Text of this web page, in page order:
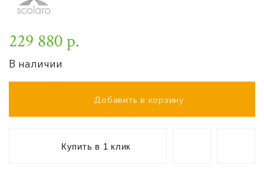
229 880 р.
В наличии
Добавить в корзину
Купить в 1 клик